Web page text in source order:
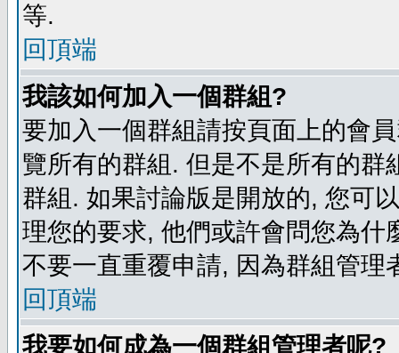
等.
回頂端
我該如何加入一個群組?
要加入一個群組請按頁面上的會
覽所有的群組. 但是不是所有的
群組. 如果討論版是開放的, 您可
理您的要求, 他們或許會問您為
不要一直重覆申請, 因為群組管理
回頂端
我要如何成為一個群組管理者呢?